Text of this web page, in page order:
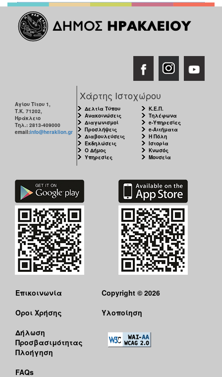
2012
2011
2010
ΤΟΠΟΣ
ΜΑΣ
Αγίου Τίτου 1,
Τ.Κ. 71202,
Ηράκλειο
Τηλ.: 2813-409000
email:info@heraklion.gr
Χάρτης Ιστοχώρου
Δελτία Τύπου
Ανακοινώσεις
Διαγωνισμοί
Προσλήψεις
Διαβουλεύσεις
Εκδηλώσεις
Ο Δήμος
Υπηρεσίες
Κ.Ε.Π.
Τηλέφωνα
e-Υπηρεσίες
e-Αιτήματα
Η Πόλη
Ιστορία
Κνωσός
Μουσεία
Επικοινωνία
Όροι Χρήσης
Δήλωση
Προσβασιμότητας
Πλοήγηση
FAQs
Copyright © 2026
Υλοποίηση